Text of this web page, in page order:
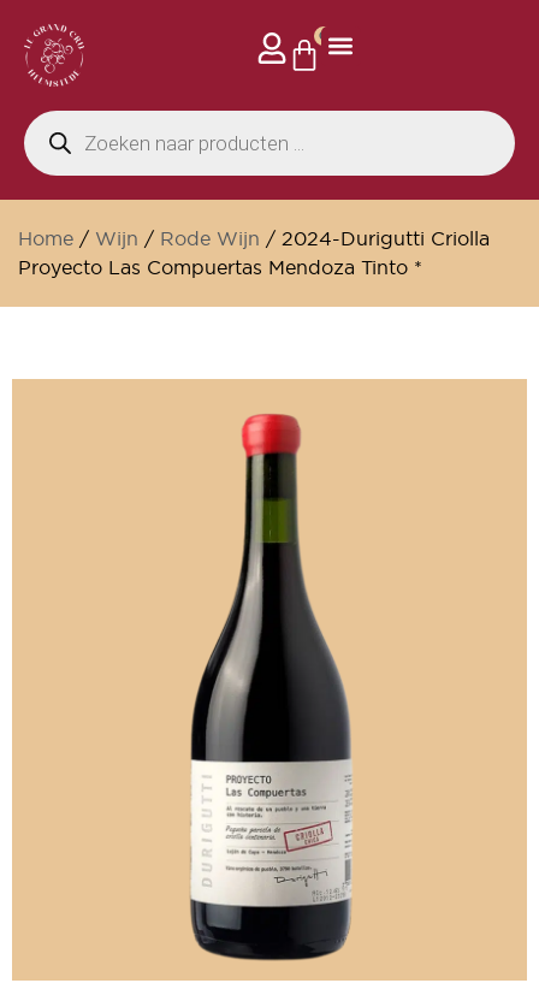
0
Home / Wijn / Rode Wijn / 2024-Durigutti Criolla
Proyecto Las Compuertas Mendoza Tinto *